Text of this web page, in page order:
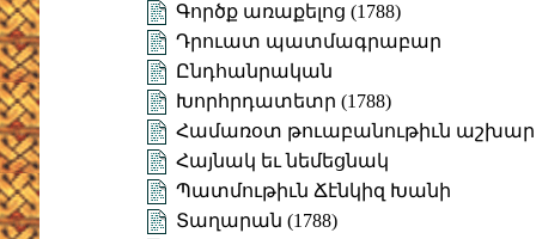
Գործք առաքելոց (1788)
Դրուատ պատմագրաբար
Ընդհանրական
Խորհրդատետր (1788)
Համառօտ թուաբանութիւն
Հայնակ եւ նեմեցնակ
Պատմութիւն Ճէնկիզ Խանի
Տաղարան (1788)